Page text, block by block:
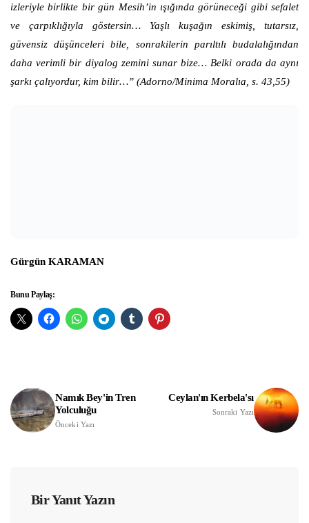
izleriyle birlikte bir gün Mesih’in ışığında görüneceği gibi sefalet
ve çarpıklığıyla göstersin… Yaşlı kuşağın eskimiş, tutarsız,
güvensiz düşünceleri bile, sonrakilerin parıltılı budalalığından
daha verimli bir diyalog zemini sunar bize… Belki orada da aynı
şarkı çalıyordur, kim bilir…” (Adorno/Minima Moralıa, s. 43,55)
Gürgün KARAMAN
Bunu Paylaş:
Namık Bey'in Tren
Yolculuğu
Önceki Yazı
Ceylan'ın Kerbela'sı
Sonraki Yazı
Bir Yanıt Yazın